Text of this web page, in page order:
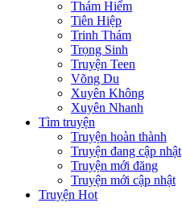
Thám Hiểm
Tiên Hiệp
Trinh Thám
Trọng Sinh
Truyện Teen
Võng Du
Xuyên Không
Xuyên Nhanh
Tìm truyện
Truyện hoàn thành
Truyện đang cập nhật
Truyện mới đăng
Truyện mới cập nhật
Truyện Hot